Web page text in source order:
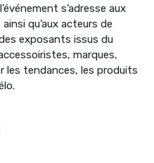
s’adresse aux
qu’aux acteurs de
exposants issus du
marques,
les tendances, les produits